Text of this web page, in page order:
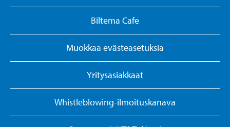
Biltema Cafe
Muokkaa evästeasetuksia
Yritysasiakkaat
Whistleblowing-ilmoituskanava